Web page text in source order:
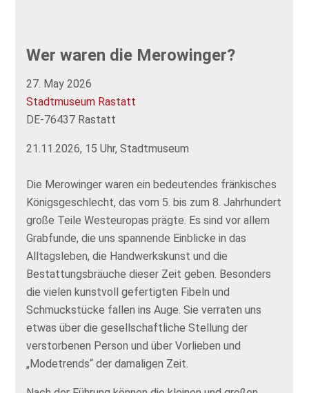
Wer waren die Merowinger?
27. May 2026
Stadtmuseum Rastatt
DE-76437 Rastatt
21.11.2026, 15 Uhr, Stadtmuseum
Die Merowinger waren ein bedeutendes fränkisches
Königsgeschlecht, das vom 5. bis zum 8. Jahrhundert
große Teile Westeuropas prägte. Es sind vor allem
Grabfunde, die uns spannende Einblicke in das
Alltagsleben, die Handwerkskunst und die
Bestattungsbräuche dieser Zeit geben. Besonders
die vielen kunstvoll gefertigten Fibeln und
Schmuckstücke fallen ins Auge. Sie verraten uns
etwas über die gesellschaftliche Stellung der
verstorbenen Person und über Vorlieben und
„Modetrends“ der damaligen Zeit.